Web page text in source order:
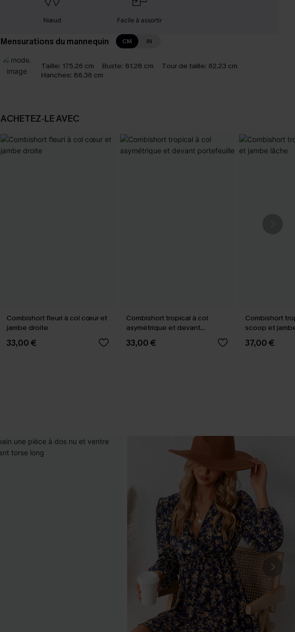
Nœud Facile à assortir
Mensurations du mannequin CM IN
Taille: 175.26 cm Buste: 81.28 cm Tour de taille: 62.23 cm
Hanches: 86.36 cm
ACHETEZ‑LE AVEC
Combishort fleuri à col cœur et
jambe droite
33,00 €
Combishort tropical à col
asymétrique et devant
portefeuille
33,00 €
Combishort
scoop et
37,00 €